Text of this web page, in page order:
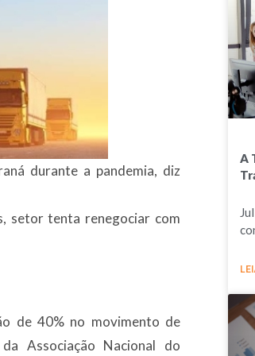
durante a pandemia, diz
setor tenta renegociar com
de 40% no movimento de
Associação Nacional do
A